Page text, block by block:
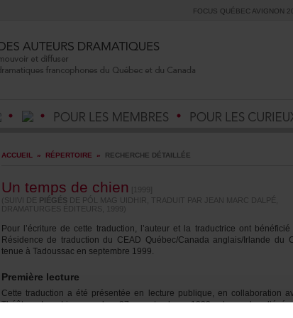
ACCUEIL » RÉPERTOIRE » RECHERCHEDÉTAILLÉE
Untempsdechien [1999]
(SUIVIDE
PIÉGÉS DEPÓLMAGUIDHIR,TRADUITPARJEANMARCDALPÉ,
DRAMATURGESÉDITEURS,1999)
RésidencedetraductionduCEADQuébec/Canadaanglais/
tenueàTadoussacenseptembre1999.
Premièrelecture